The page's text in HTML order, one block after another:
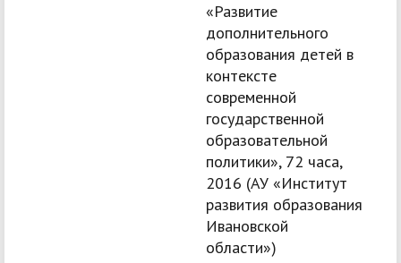
«Развитие
дополнительного
образования детей в
контексте
современной
государственной
образовательной
политики», 72 часа,
2016 (АУ «Институт
развития образования
Ивановской
области»)